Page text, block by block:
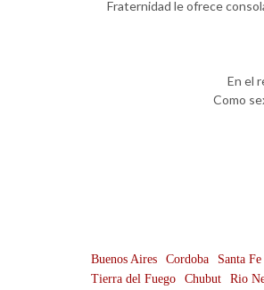
Fraternidad le ofrece
En el
Como
Buenos Aires
Cordoba Santa Fe
Tierra del Fuego
Chubut Rio